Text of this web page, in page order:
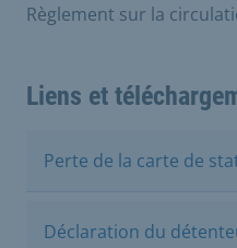
Règlement sur la
Liens et
Perte de la carte de
Déclaration du